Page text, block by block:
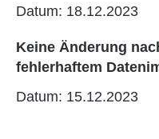
Datum: 18.12.2023
Keine Änderung
fehlerhaftem
Datum: 15.12.2023